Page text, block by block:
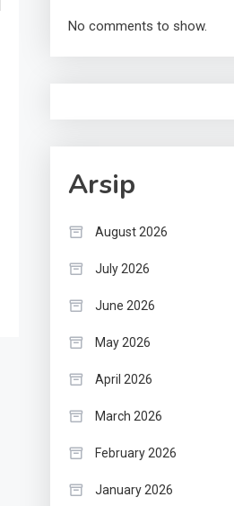
No comments to show.
Arsip
August 2026
July 2026
June 2026
May 2026
April 2026
March 2026
February 2026
January 2026